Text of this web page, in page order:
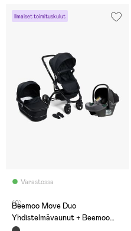
Ilmaiset toimituskulut
Varastossa
(0)
Beemoo Move Duo
Yhdistelmävaunut + Beemoo